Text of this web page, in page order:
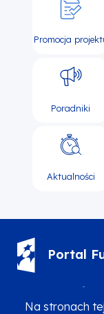
Na stronach
Promocja
Poradniki
Aktualności
Portal